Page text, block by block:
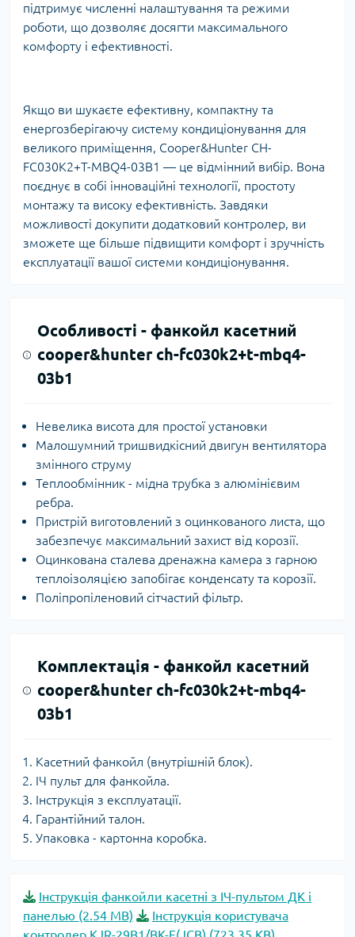
підтримує численні налаштування та режими
роботи, що дозволяє досягти максимального
комфорту і ефективності.
Якщо ви шукаєте ефективну, компактну та
енергозберігаючу систему кондиціонування для
великого приміщення, Cooper&Hunter CH-
FC030K2+T-MBQ4-03B1 — це відмінний вибір. Вона
поєднує в собі інноваційні технології, простоту
монтажу та високу ефективність. Завдяки
можливості докупити додатковий контролер, ви
зможете ще більше підвищити комфорт і зручність
експлуатації вашої системи кондиціонування.
Особливості - фанкойл касетний
cooper&hunter ch-fc030k2+t-mbq4-
03b1
Невелика висота для простої установки
Малошумний тришвидкісний двигун вентилятора
змінного струму
Теплообмінник - мідна трубка з алюмінієвим
ребра.
Пристрій виготовлений з оцинкованого листа, що
забезпечує максимальний захист від корозії.
Оцинкована сталева дренажна камера з гарною
теплоізоляцією запобігає конденсату та корозії.
Поліпропіленовий сітчастий фільтр.
Комплектація - фанкойл касетний
cooper&hunter ch-fc030k2+t-mbq4-
03b1
Касетний фанкойл (внутрішній блок).
ІЧ пульт для фанкойла.
Інструкція з експлуатації.
Гарантійний талон.
Упаковка - картонна коробка.
Інструкція фанкойли касетні з ІЧ-пультом ДК і
панелью (2.54 MB)
Інструкція користувача